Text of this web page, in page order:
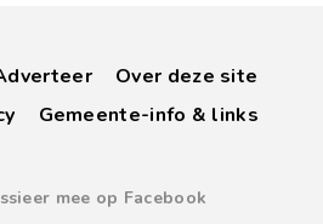
Over deze site
Gemeente-info & links
mee op Facebook